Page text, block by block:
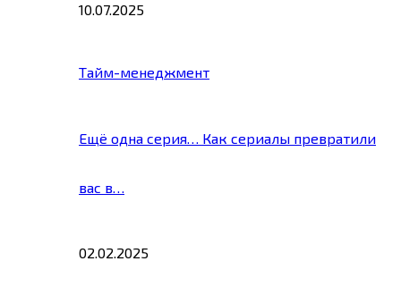
10.07.2025
Тайм-менеджмент
Ещё одна серия… Как сериалы превратили
вас в…
02.02.2025